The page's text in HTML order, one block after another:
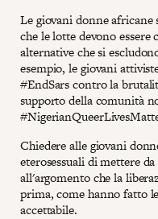
Le giovani donne
che le lotte devono essere
alternative che si
esempio, le giovani
#EndSars contro la
supporto della comunità
Chiedere alle giovani
eterosessuali di mettere
all'argomento che la
prima, come hanno fatto
accettabile.